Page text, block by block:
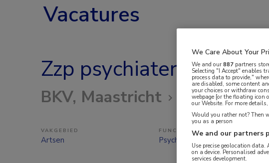
Vacatures
Zzp psychiater |
BKV, Maastricht
VAKGEBIED
Artsen
FUNCTIE
Psychiater
We Care About Your
We and our887 partners
Selecting "I Accept" enables
process data to provide,"
are disabled, some content
your choices or withdraw
webpage [or the floating icon
our Website. For more
Would you rather not? Then
you as a person
We and our partners
Use precise geolocation
on a device. Personalised
services development.